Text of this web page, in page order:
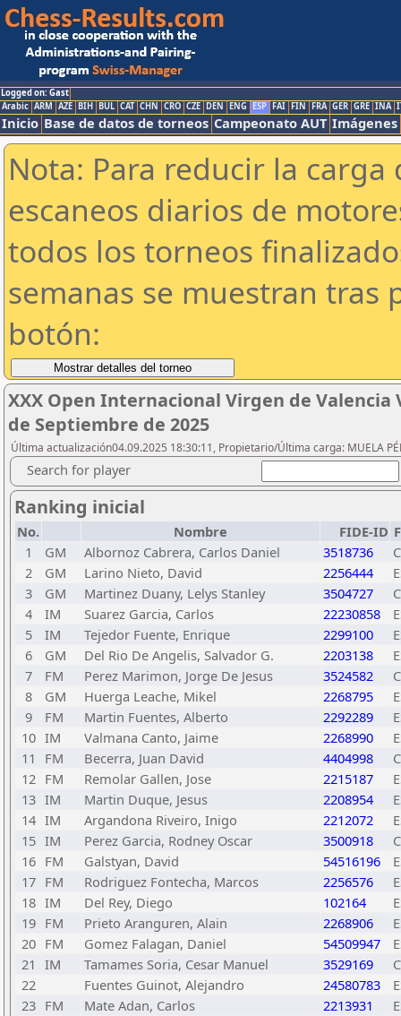
Logged on: Gast
Arabic ARM AZE BIH BUL CAT CHN CRO CZE DEN ENG ESP FAI FIN FRA GER GRE INA
Inicio Base de datos de torneos Campeonato AUT Imágenes
Nota: Para reducir la
escaneos diarios de
todos los torneos
semanas se muestran tras
botón:
XXX Open Internacional Virgen de Valencia
de Septiembre de 2025
Última actualización04.09.2025 18:30:11, Propietario/Última carga: MUELA
Search for player
Ranking inicial
No. Nombre FIDE-ID
1
GM Albornoz Cabrera, Carlos Daniel 3518736
2
GM Larino Nieto, David 2256444
3
GM Martinez Duany, Lelys Stanley 3504727
4
IM Suarez Garcia, Carlos 22230858
5
IM Tejedor Fuente, Enrique 2299100
6
GM Del Rio De Angelis, Salvador G. 2203138
7
FM Perez Marimon, Jorge De Jesus 3524582
8
GM Huerga Leache, Mikel 2268795
9
FM Martin Fuentes, Alberto 2292289
10 IM Valmana Canto, Jaime 2268990
11
FM Becerra, Juan David 4404998
12 FM Remolar Gallen, Jose 2215187
13 IM Martin Duque, Jesus 2208954
14 IM Argandona Riveiro, Inigo 2212072
15 IM Perez Garcia, Rodney Oscar 3500918
16 FM Galstyan, David 54516196
17 FM Rodriguez Fontecha, Marcos 2256576
18 IM Del Rey, Diego 102164
19 FM Prieto Aranguren, Alain 2268906
20 FM Gomez Falagan, Daniel 54509947
21 IM Tamames Soria, Cesar Manuel 3529169
22
Fuentes Guinot, Alejandro 24580783
23 FM Mate Adan, Carlos 2213931